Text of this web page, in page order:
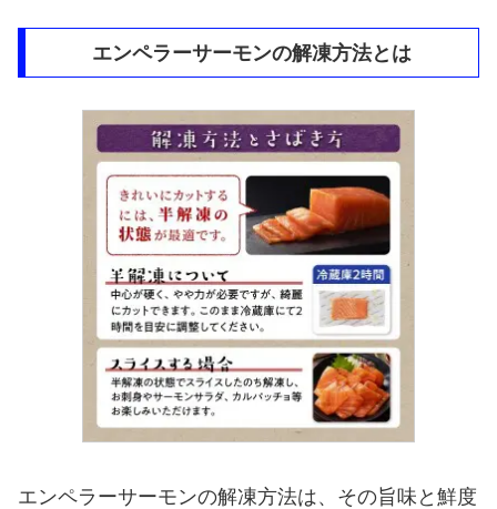
エンペラーサーモンの解凍方法とは
エンペラーサーモンの解凍方法は、その旨味と鮮度